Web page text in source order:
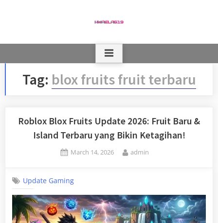
Tag: blox fruits fruit terbaru
Roblox Blox Fruits Update 2026: Fruit Baru &
Island Terbaru yang Bikin Ketagihan!
Posted
March 14, 2026 By
admin
Update Gaming